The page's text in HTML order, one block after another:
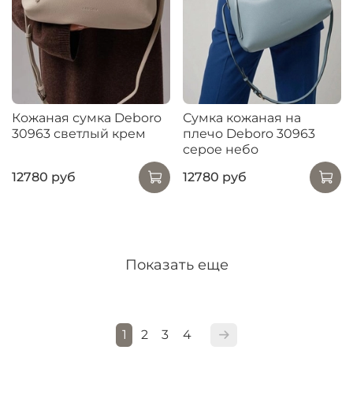
Кожаная сумка Deboro
30963 светлый крем
12780 руб
Сумка кожаная на
плечо Deboro 30963
серое небо
12780 руб
Показать еще
1 2 3 4